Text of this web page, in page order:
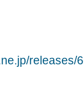
releases/